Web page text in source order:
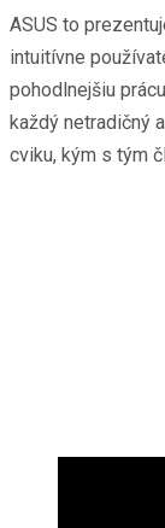
ASUS to
intuitívne
pohodlnejšiu
každý netradičný
cviku, kým s tým